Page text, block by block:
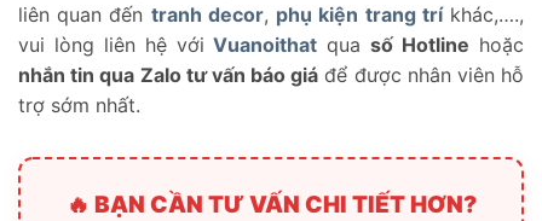
liên quan đến tranh decor, phụ kiện trang tríkhác,….,
vui lòng liên hệ vớiVuanoithat quasố Hotline hoặc
nhắn tin qua Zalo tư vấn báo giá để được nhân viên hỗ
trợ sớm nhất.
🔥 BẠN CẦN TƯ VẤN CHI TIẾT HƠN?